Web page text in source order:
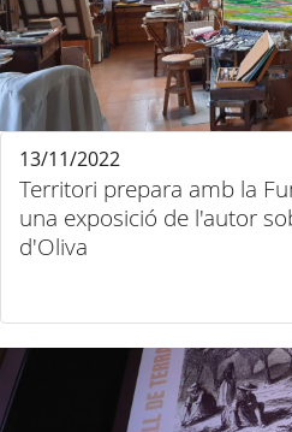
Territori prepara amb la
una exposició de l'autor
d'Oliva
13/11/2022